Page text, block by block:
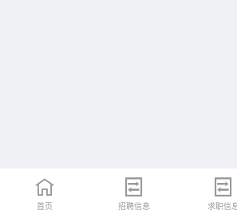
首页 招聘信息 求职信